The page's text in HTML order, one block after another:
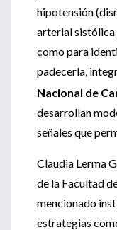
hipotensión
arterial sistólica
como para
padecerla,
Nacional de
desarrollan
señales que
Claudia Lerma
de la Facultad
mencionado
estrategias